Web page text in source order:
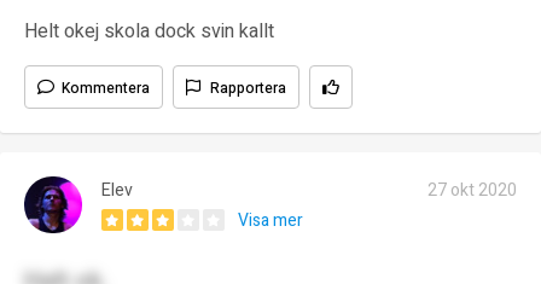
Helt okej skola dock svin kallt
Kommentera Rapportera
Elev
27 okt 2020
Visa mer